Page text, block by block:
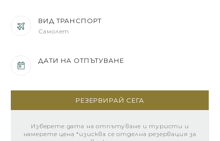
ВИД ТРАНСПОРТ
Самолет
ДАТИ НА ОТПЪТУВАНЕ
РЕЗЕРВИРАЙ СЕГА
Изберете дата на отпътуване и туристи и
намерете цена *изисква се отделна резервация за